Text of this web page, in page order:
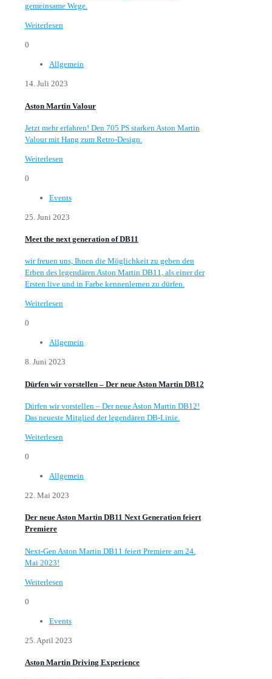
gemeinsame Wege.
Weiterlesen
0
Allgemein
14. Juli 2023
Aston Martin Valour
Jetzt mehr erfahren! Den 705 PS starken Aston Martin
Valour mit Hang zum Retro-Design.
Weiterlesen
0
Events
25. Juni 2023
Meet the next generation of DB11
wir freuen uns, Ihnen die Möglichkeit zu geben den
Erben des legendären Aston Martin DB11, als einer der
Ersten live und in Farbe kennenlernen zu dürfen.
Weiterlesen
0
Allgemein
8. Juni 2023
Dürfen wir vorstellen – Der neue Aston Martin DB12
Dürfen wir vorstellen – Der neue Aston Martin DB12!
Das neueste Mitglied der legendären DB-Linie.
Weiterlesen
0
Allgemein
22. Mai 2023
Der neue Aston Martin DB11 Next Generation feiert
Premiere
Next-Gen Aston Martin DB11 feiert Premiere am 24.
Mai 2023!
Weiterlesen
0
Events
25. April 2023
Aston Martin Driving Experience